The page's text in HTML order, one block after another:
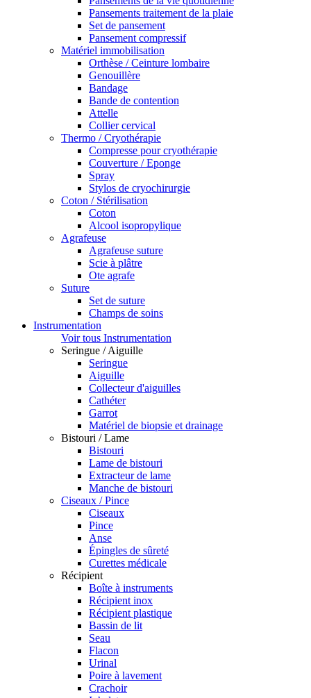
Pansements traitement de la plaie
Set de pansement
Pansement compressif
Matériel immobilisation
Orthèse / Ceinture lombaire
Genouillère
Bandage
Bande de contention
Attelle
Collier cervical
Thermo / Cryothérapie
Compresse pour cryothérapie
Couverture / Eponge
Spray
Stylos de cryochirurgie
Coton / Stérilisation
Coton
Alcool isopropylique
Agrafeuse
Agrafeuse suture
Scie à plâtre
Ote agrafe
Suture
Set de suture
Champs de soins
Instrumentation
Voir tous Instrumentation
Seringue / Aiguille
Seringue
Aiguille
Collecteur d'aiguilles
Cathéter
Garrot
Matériel de biopsie et drainage
Bistouri / Lame
Bistouri
Lame de bistouri
Extracteur de lame
Manche de bistouri
Ciseaux / Pince
Ciseaux
Pince
Anse
Épingles de sûreté
Curettes médicale
Récipient
Boîte à instruments
Récipient inox
Récipient plastique
Bassin de lit
Seau
Flacon
Urinal
Poire à lavement
Crachoir